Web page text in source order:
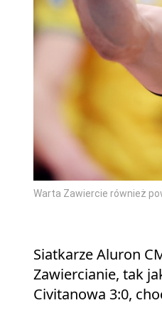
Warta Zawiercie również
Siatkarze Aluron
Zawiercianie, tak
Civitanowa 3:0,